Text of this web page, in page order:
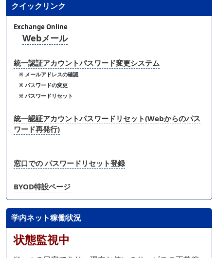
クイックリンク
Exchange Online
Webメール
統一認証アカウントパスワード変更システム
※ メールアドレスの確認
※ パスワードの変更
※ パスワードリセット
統一認証アカウントパスワードリセット(Webからのパス
ワード再発行)
窓口での パスワードリセット登録
BYOD特設ページ
学内ネット稼働状況
状態監視中